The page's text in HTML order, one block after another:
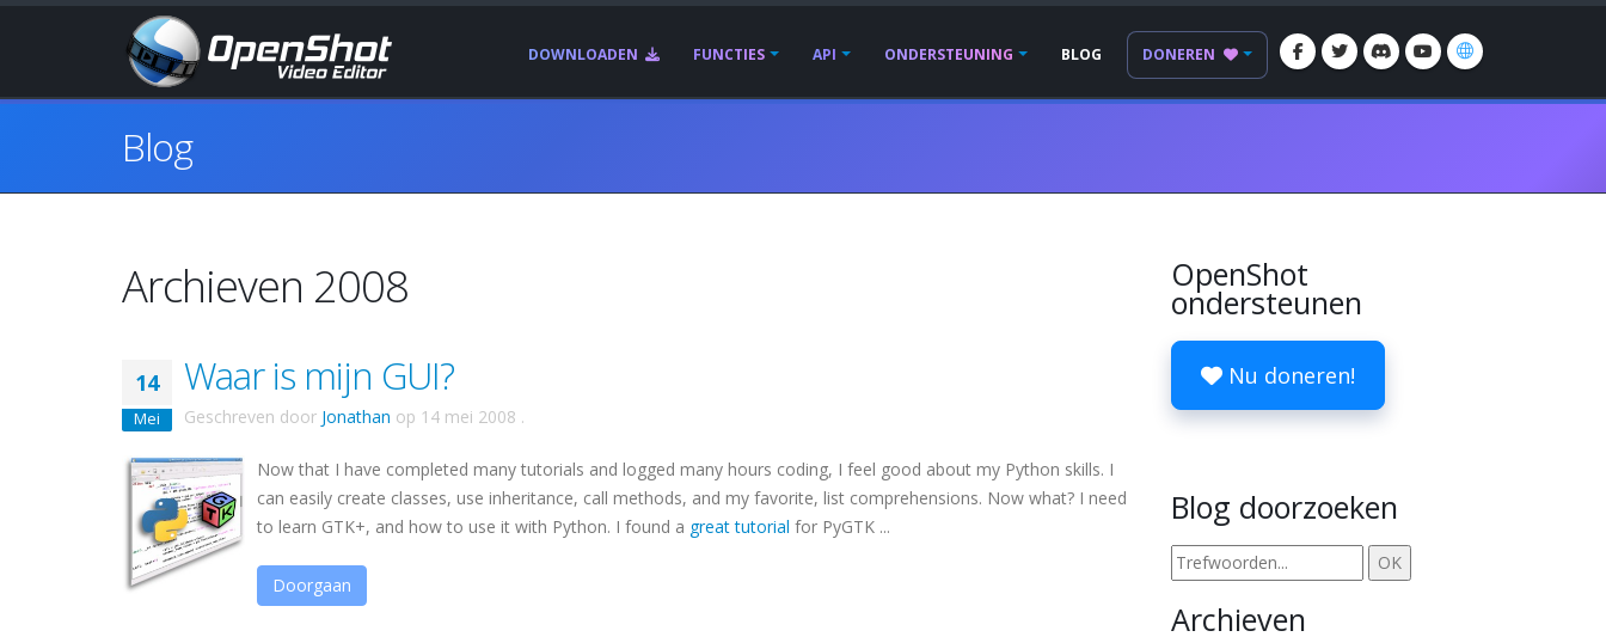
DOWNLOADEN FUNCTIES API ONDERSTEUNING BLOG DONEREN
Blog
Archieven 2008
14
Mei
Waar is mijn GUI?
Geschreven door Jonathan op 14 mei 2008 .
Now that I have completed many tutorials and logged many hours coding, I feel good about my Python skills. I
can easily create classes, use inheritance, call methods, and my favorite, list comprehensions. Now what? I need
to learn GTK+, and how to use it with Python. I found a great tutorial for PyGTK ...
Doorgaan
OpenShot
ondersteunen
Nu doneren!
Blog doorzoeken
Archieven